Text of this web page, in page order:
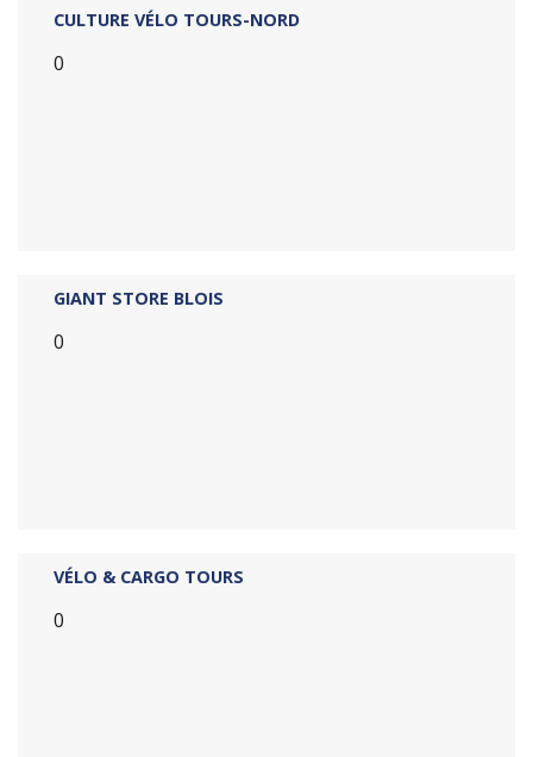
CULTURE VÉLO TOURS-NORD
0
GIANT STORE BLOIS
0
VÉLO & CARGO TOURS
0